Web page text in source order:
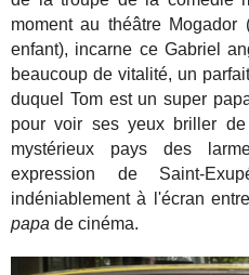
moment au théâtre
enfant), incarne ce Gabriel
beaucoup de vitalité, un
duquel Tom est un super
pour voir ses yeux briller
mystérieux pays des
expression de Saint-
indéniablement à l'écran
papa de cinéma.